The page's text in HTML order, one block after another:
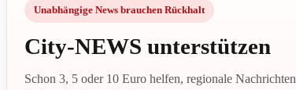
Unabhängige News brauchen Rückhalt
City-NEWS unterstützen
Schon 3, 5 oder 10 Euro helfen, regionale Nachrichten